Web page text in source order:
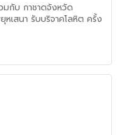
กับ กาชาดจังหวัด
เสนา รับบริจาคโลหิต ครั้ง